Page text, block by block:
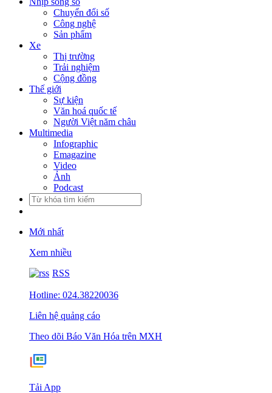
Chuyển đổi số
Công nghệ
Sản phẩm
Xe
Thị trường
Trải nghiệm
Cộng đồng
Thế giới
Sự kiện
Văn hoá quốc tế
Người Việt năm châu
Multimedia
Infographic
Emagazine
Video
Ảnh
Podcast
Mới nhất
Xem nhiều
RSS
Hotline: 024.38220036
Liên hệ quảng cáo
Theo dõi Báo Văn Hóa trên MXH
Tải App